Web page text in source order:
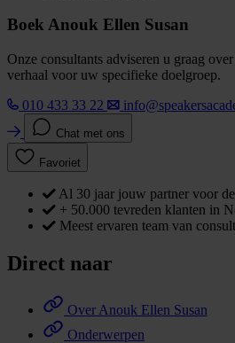
Boek Anouk Ellen Susan
Onze consultants adviseren u graag
verhaal voor uw specifieke doelgroep.
010 433 33 22
Chat met ons
Favoriet
Al 30 jaar jouw partner voor
+ 50.000 tevreden klanten in
Meest ervaren team van
Direct naar
Over Anouk Ellen Susan
Onderwerpen